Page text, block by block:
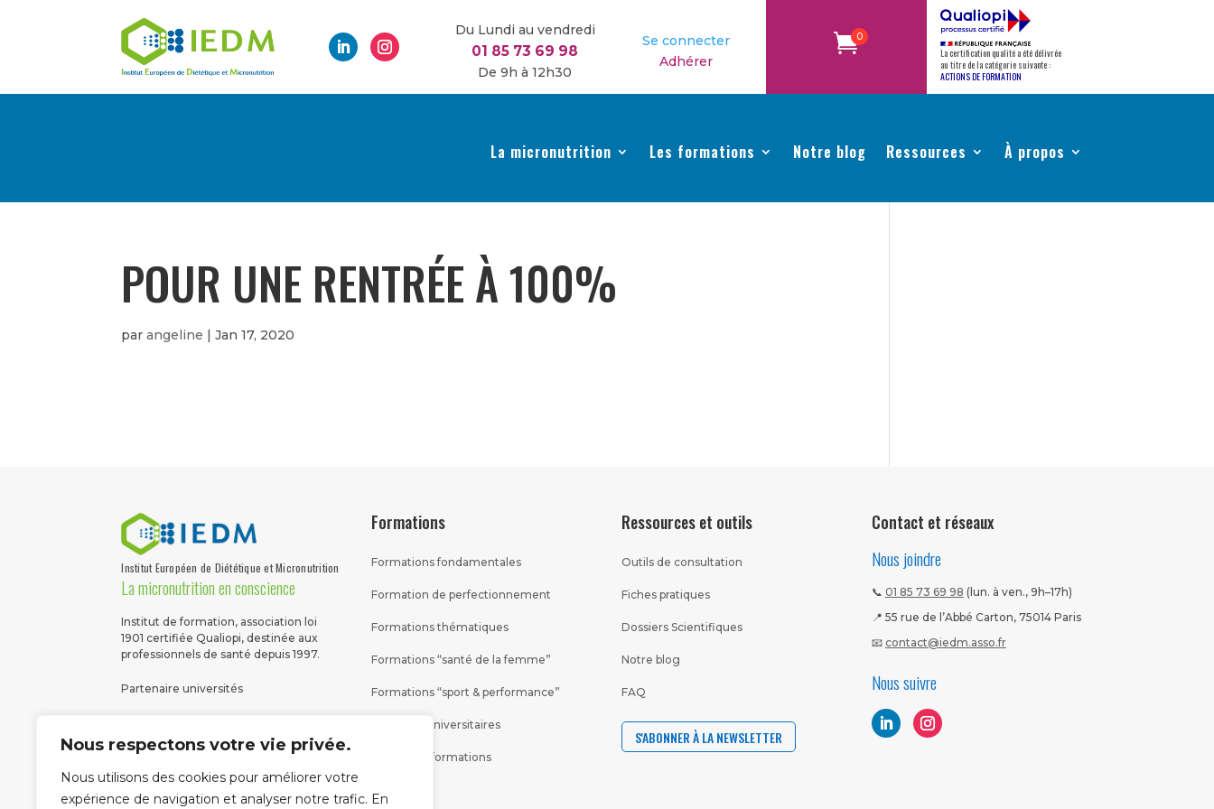
Nous respectons votre vie privée.
Nous utilisons des cookies pour améliorer votre
expérience de navigation et analyser notre trafic. En
Du Lundi au vendredi
01 85 73 69 98
De 9h à 12h30
Se connecter
Adhérer
0
La certification qualité a été délivrée
au titre de la catégorie suivante :
ACTIONS DE FORMATION
La micronutrition Les formations Notre blog Ressources À propos
POUR UNE RENTRÉE À 100%
parangeline |Jan 17, 2020
Institut Européen de Diététique et Micronutrition
La micronutrition en conscience
Institut de formation, association loi
1901 certifiée Qualiopi, destinée aux
professionnels de santé depuis 1997.
Partenaire universités
La certification qualité
a été délivrée au titre
Formations
Formations fondamentales
Formation de perfectionnement
Formations thématiques
Formations “santé de la femme”
Formations “sport & performance”
Diplômes universitaires
Toutes les formations
Ressources et outils
Outils de consultation
Fiches pratiques
Dossiers Scientifiques
Notre blog
FAQ
S'ABONNER À LA NEWSLETTER
Contact et réseaux
Nous joindre
📞 01 85 73 69 98 (lun. à ven., 9h–17h)
📍 55 rue de l’Abbé Carton, 75014 Paris
📧 contact@iedm.asso.fr
Nous suivre